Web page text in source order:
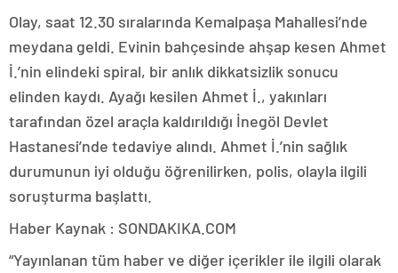
Olay, saat 12.30 sıralarında Kemalpaşa Mahallesi’nde
meydana geldi. Evinin bahçesinde ahşap kesen Ahmet
İ.’nin elindeki spiral, bir anlık dikkatsizlik sonucu
elinden kaydı. Ayağı kesilen Ahmet İ., yakınları
tarafından özel araçla kaldırıldığı İnegöl Devlet
Hastanesi’nde tedaviye alındı. Ahmet İ.’nin sağlık
durumunun iyi olduğu öğrenilirken, polis, olayla ilgili
soruşturma başlattı.
Haber Kaynak : SONDAKIKA.COM
“Yayınlanan tüm haber ve diğer içerikler ile ilgili olarak